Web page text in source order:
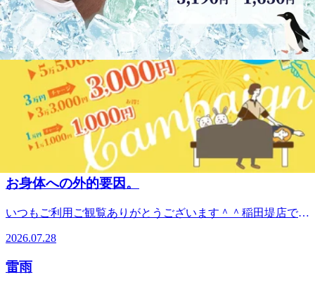
ケアで、猛暑に立ち向かえるお身体作りを意識してください
ね。☆★☆★☆★☆★☆★☆★☆★☆★☆★☆★☆★本日の
出勤スタッフ♪8/6(水) ★オカヤご案内可能です＾＾ ※随
時枠は埋まっていきますので、ご来店前にお電話・Webでの
確認・ご予約をオススメします。 ＝★＝☆＝★＝☆＝★
＝☆＝★＝☆＝★＝☆＝★＝☆＝☆＝★「マッサージ」ファ
ンに人気の！ボディケア＆肩甲骨ストレッチ新しい健康サー
ビスを考えるRe.Ra.Ku(リラク) 稲田堤店この機会に是非、お
試しください♪【営業時間】平日：12:00～21:00(最終受付
20：20） 休日：11:00～21：00 （最終受付20：20)【住所】
神奈川県川崎市多摩区菅 ２-１‐４ セントラルハイツ１階
【TEL】044(299)7198【アクセス】JR⇔京王線の乗り換え途
中にあります。JR南武線「稲田堤」駅より徒歩1分。京王相
正面、ケバブ屋と眼鏡屋の間にあります。駐輪場有り、駐車
利用の方はぜひ当店へお越しください。
本日の空き状況
いつもご利用ご観覧ありがとうございます＾＾Re.Ra.Ku 稲
田堤店です！☆本日の空き状況☆１６：３５～ご案内可能で
す！少しでもお疲れを感じていたら、ぜひリラクで一緒にお
身体のケアをしていきましょう！みなさまのご来店をお待ち
しておりま
す！ ☆★☆★☆★☆★☆★☆★☆★☆★☆★☆★☆★本日
の出勤スタッフ♪8/2(日) ★オカヤ★フタミご案内可能です
＾＾ ※随時枠は埋まっていきますので、ご来店前にお電
話・Webでの確認・ご予約をオススメします。 ＝★＝☆＝
★＝☆＝★＝☆＝★＝☆＝★＝☆＝★＝☆＝☆＝★「マッサ
ージ」ファンに人気の！ボディケア＆肩甲骨ストレッチ新し
い健康サービスを考えるRe.Ra.Ku(リラク) 稲田堤店この機会
21:00(最終受付20:20)休日：11:00～21:00(最終受付20:20)【住
階【TEL】044(299)7198【アクセス】JR⇔京王線の乗り換え
2026.08.02
連日の酷暑
いつもご利用ご観覧ありがとうございます＾＾稲田堤店で
す。猛暑日が続いていますね^^;連日の猛暑、エアコン、日
頃のお疲れと身体には色々なストレスがかかります。是非、
お疲れを溜めこむ前のケアをオススメします＾＾元気なお身
体で酷暑に立ち向かいましょう！！
スタッフ♪7/30(木) ★オカヤ★フタミご案内可能です＾＾
※随時枠は埋まっていきますので、ご来店前にお電話・Web
＝★＝☆＝★＝☆＝★＝☆＝★＝☆＝☆＝★「マッサージ」
ファンに人気の！ボディケア＆肩甲骨ストレッチ新しい健康
お身体への外的要因。
いつもご利用ご観覧ありがとうございます＾＾稲田堤店で
活などで、自律神経も乱れやすくなります。お疲れを溜めこ
めこむ前のケアで、少しでも日常生活を快適に過ごしていき
2026.07.28
雷雨